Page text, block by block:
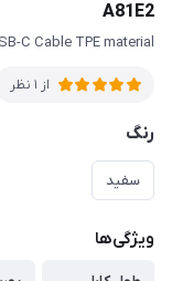
A81E2
C Cable TPE material
از 1 نظر
رنگ
سفید
ویژگی‌ها